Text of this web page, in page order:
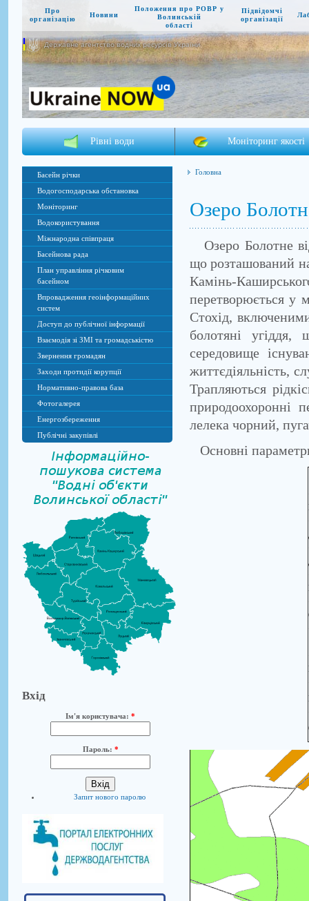
Про
організацію
Новини
Положення про РОВР у
Волинській
області
Підвідомчі
організації
Державне агентство водних ресурсів України
Рівні води Моніторинг якості
Басейн річки
Водогосподарська обстановка
Моніторинг
Водокористування
Міжнародна співпраця
Басейнова рада
План управління річковим
басейном
Впровадження геоінформаційних
систем
Доступ до публічної інформації
Взаємодія зі ЗМІ та громадськістю
Звернення громадян
Заходи протидії корупції
Нормативно-правова база
Фотогалерея
Енергозбереження
Публічні закупівлі
Вхід
Ім'я користувача: *
Пароль: *
Запит нового паролю
Головна
Озеро
Озеро Болотне
що розташований
Камінь-
перетворюється у
Стохід,
болотяні
середовище
життєдіяльність,
Трапляються
природоохоронні
лелека чорний,
Основні